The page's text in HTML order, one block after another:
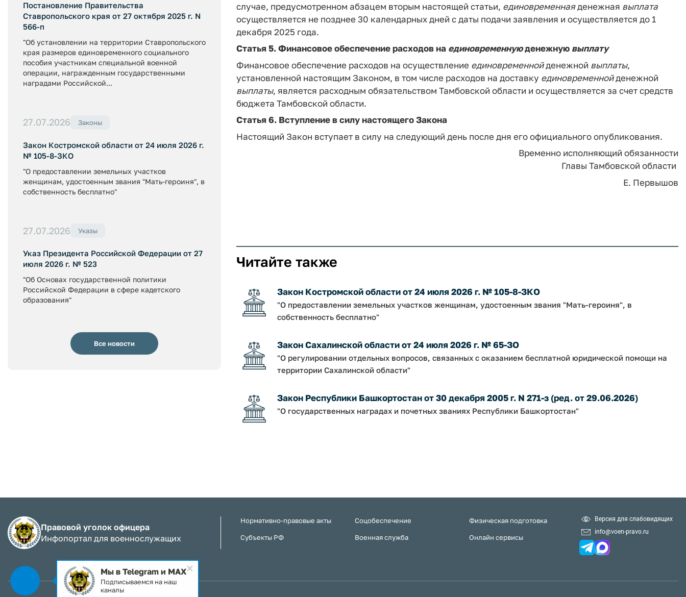
Постановление Правительства
Ставропольского края от 27 октября 2025 г. N
566-п
"Об установлении на территории Ставропольского
края размеров единовременного социального
пособия участникам специальной военной
операции, награжденным государственными
наградами Российской...
27.07.2026 Законы
Закон Костромской области от 24 июля 2026 г.
№ 105-8-ЗКО
"О предоставлении земельных участков
женщинам, удостоенным звания "Мать-героиня", в
собственность бесплатно"
27.07.2026 Указы
Указ Президента Российской Федерации от 27
июля 2026 г. № 523
"Об Основах государственной политики
Российской Федерации в сфере кадетского
образования"
Все новости
случае, предусмотренном абзацем вторым настоящей статьи, единовременнаяденежная выплата
осуществляется не позднее 30 календарных дней с даты подачи заявления и осуществляется до 1
декабря 2025 года.
Статья 5.Финансовое обеспечение расходов на единовременнуюденежную выплату
Финансовое обеспечение расходов на осуществление единовременнойденежной выплаты,
установленной настоящим Законом, в том числе расходов на доставку единовременнойденежной
выплаты, является расходным обязательством Тамбовской области и осуществляется за счет средств
бюджета Тамбовской области.
Статья 6. Вступление в силу настоящего Закона
Настоящий Закон вступает в силу на следующий день после дня его официального опубликования.
Временно исполняющий обязанности
Главы Тамбовской области
Е. Первышов
Читайте также
Закон Костромской области от 24 июля 2026 г. № 105-8-ЗКО
"О предоставлении земельных участков женщинам, удостоенным звания "Мать-героиня", в
собственность бесплатно"
Закон Сахалинской области от 24 июля 2026 г. № 65-ЗО
"О регулировании отдельных вопросов, связанных с оказанием бесплатной юридической помощи на
территории Сахалинской области"
Закон Республики Башкортостан от 30 декабря 2005 г. N 271-з (ред. от 29.06.2026)
"О государственных наградах и почетных званиях Республики Башкортостан"
Правовой уголок офицера
Инфопортал для военнослужащих
Нормативно-правовые акты Соцобеспечение Физическая подготовка
Субъекты РФ Военная служба Онлайн сервисы
Версия для слабовидящих
info@voen-pravo.ru
Мы в Telegram и MAX
Подписываемся на наш
каналы